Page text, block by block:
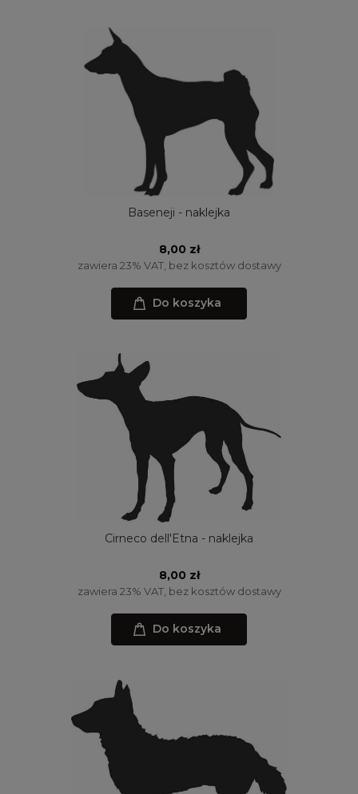
Baseneji - naklejka
8,00 zł
zawiera 23% VAT, bez kosztów dostawy
Do koszyka
Cirneco dell'Etna - naklejka
8,00 zł
zawiera 23% VAT, bez kosztów dostawy
Do koszyka